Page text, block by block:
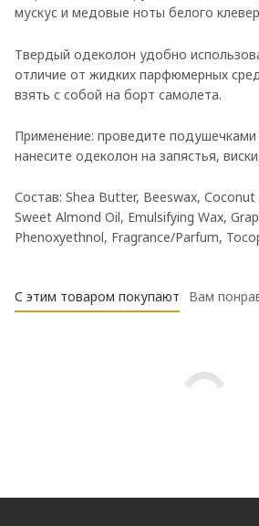
мускус и медовые ноты белого
Твердый одеколон удобно
отличие от жидких парфюмерных
взять с собой на борт самолета.
Применение: проведите
нанесите одеколон на запястья,
Состав: Shea Butter, Beeswax,
Sweet Almond Oil, Emulsifying Wax,
Phenoxyethnol, Fragrance/Parfum,
С этим товаром покупают Вам